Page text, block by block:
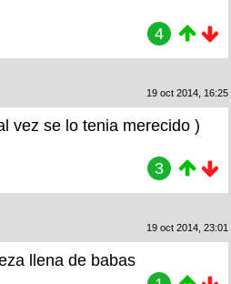
4
19 oct 2014, 16:25
vez se lo tenia merecido )
3
19 oct 2014, 23:01
llena de babas